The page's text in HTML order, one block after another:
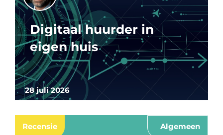
28 juli 2026
Digitaal huurder in
eigen huis
Recensie Algemeen